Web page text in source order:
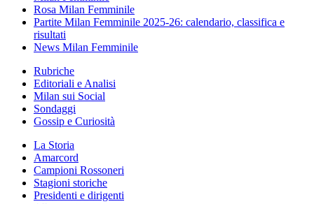
Rosa Milan Femminile
Partite Milan Femminile 2025-26: calendario, classifica e
risultati
News Milan Femminile
Rubriche
Editoriali e Analisi
Milan sui Social
Sondaggi
Gossip e Curiosità
La Storia
Amarcord
Campioni Rossoneri
Stagioni storiche
Presidenti e dirigenti